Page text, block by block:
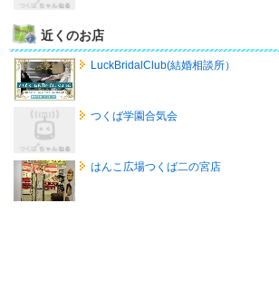
近くのお店
LuckBridalClub(結婚相談所）
つくば学園合気会
はんこ広場つくば二の宮店